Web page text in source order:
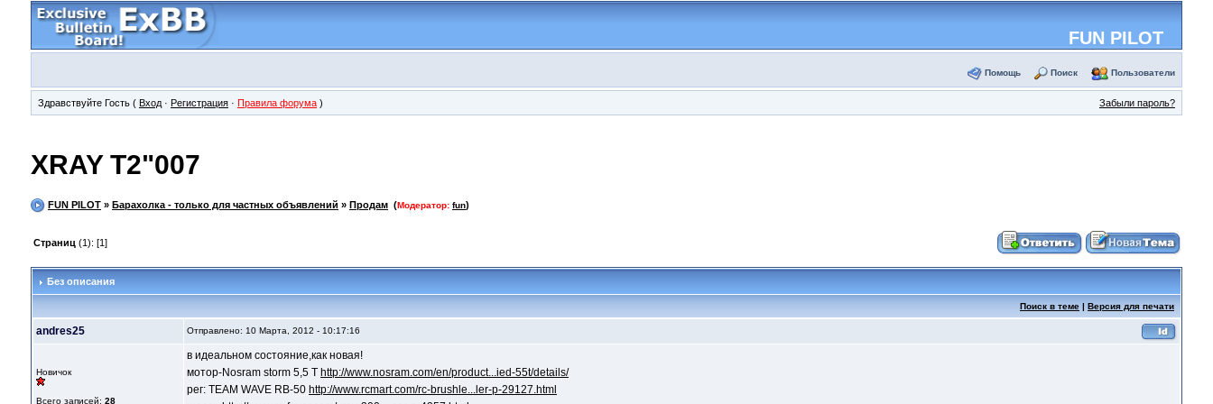
FUN PILOT
Помощь Поиск Пользователи
Здравствуйте Гость ( Вход · Регистрация · Правила форума ) Забыли пароль?
XRAY T2"007
FUN PILOT » Барахолка - только для частных объявлений » Продам (Модератор: fun)
Страниц (1): [1]
Без описания
Поиск в теме | Версия для печати
andres25 Отправлено: 10 Марта, 2012 - 10:17:16
Новичок
Всего записей: 28
в идеальном состояние,как новая!
мотор-Nosram storm 5,5 T http://www.nosram.com/en/product...ied-55t/details/
рег: TEAM WAVE RB-50 http://www.rcmart.com/rc-brushle...ler-p-29127.html